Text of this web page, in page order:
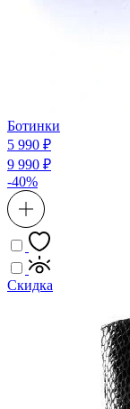
Ботинки
5 990 ₽
9 990 ₽
-40%
Скидка